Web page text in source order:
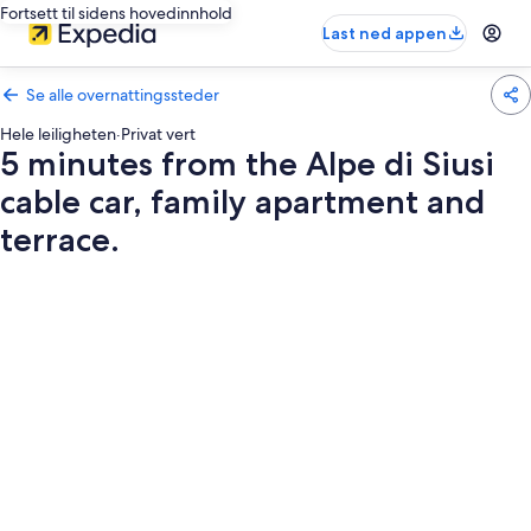
Fortsett til sidens hovedinnhold
Last ned appen
Se alle overnattingssteder
Hele leiligheten·Privat vert
5 minutes from the Alpe di Siusi
cable car, family apartment and
terrace.